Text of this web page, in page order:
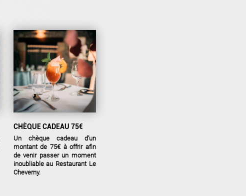
CHÈQUE CADEAU 75€
Un chèque cadeau d’un
montant de 75€ à offrir afin
de venir passer un moment
inoubliable au Restaurant Le
Cheverny.